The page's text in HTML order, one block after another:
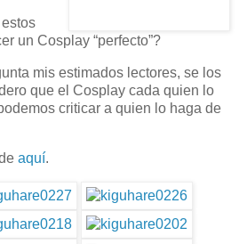
un Cosplay “perfecto”?
mis estimados lectores, se los
que el Cosplay cada quien lo
criticar a quien lo haga de
aquí.